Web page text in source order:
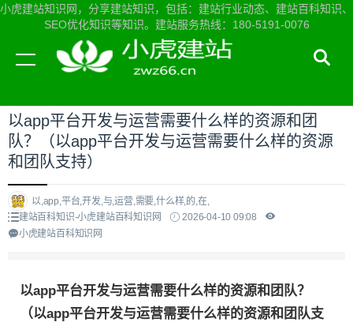
小虎建站知识网，分享建站知识，包括：建站行业动态、建站百科知识、
SEO优化知识等知识。建站服务热线：180-5191-0076
当前位置：小虎建站知识网首页>建站百科知识
以app平台开发与运营需要什么样的资源和团
队？（以app平台开发与运营需要什么样的资源
和团队支持）
以,app,平台,开发,与,运营,需要,什么样,的,在,
建站百科知识-小虎建站百科知识网
2026-04-10 09:08
小虎建站百科知识网
以app平台开发与运营需要什么样的资源和团队？
（以app平台开发与运营需要什么样的资源和团队支